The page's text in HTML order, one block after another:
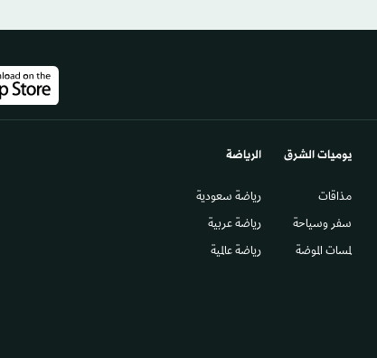
يوميات الشرق​
مذاقات
سفر وسياحة
لمسات الموضة
الرياضة
رياضة سعودية
رياضة عربية
رياضة عالمية